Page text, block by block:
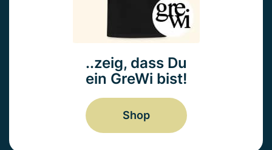
..zeig, dass Du
ein GreWi bist!
Shop